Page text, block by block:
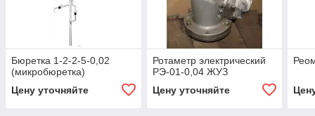
Бюретка 1-2-2-5-0,02
(микробюретка)
Цену уточняйте
Ротаметр электрический
РЭ-01-0,04 ЖУЗ
Цену уточняйте